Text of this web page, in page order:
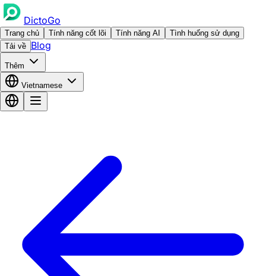
DictoGo
Trang chủ Tính năng cốt lõi Tính năng AI
Tình huống sử dụng
Tải về Blog
Thêm
Vietnamese